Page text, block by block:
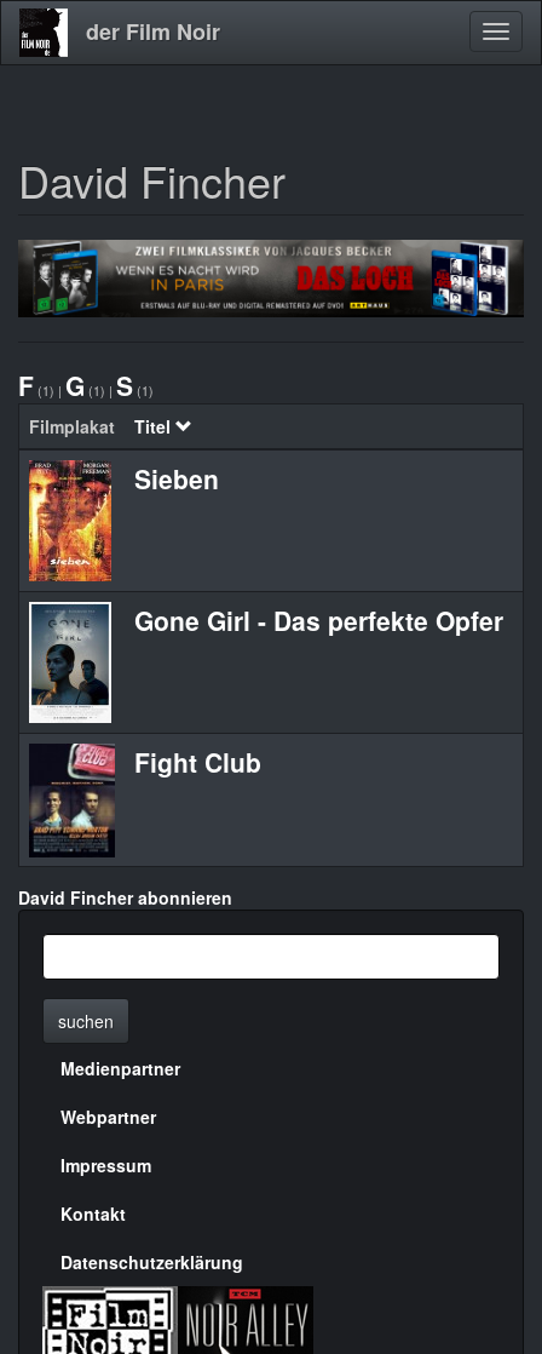
Direkt
zum
der Film Noir
David Fincher
F (1) | G (1) | S (1)
Filmplakat Titel
Sieben
Gone Girl - Das perfekte Opfer
Fight Club
David Fincher abonnieren
suchen
Menülinks
rechte
Seite
Medienpartner
Webpartner
Impressum
Kontakt
Datenschutzerklärung